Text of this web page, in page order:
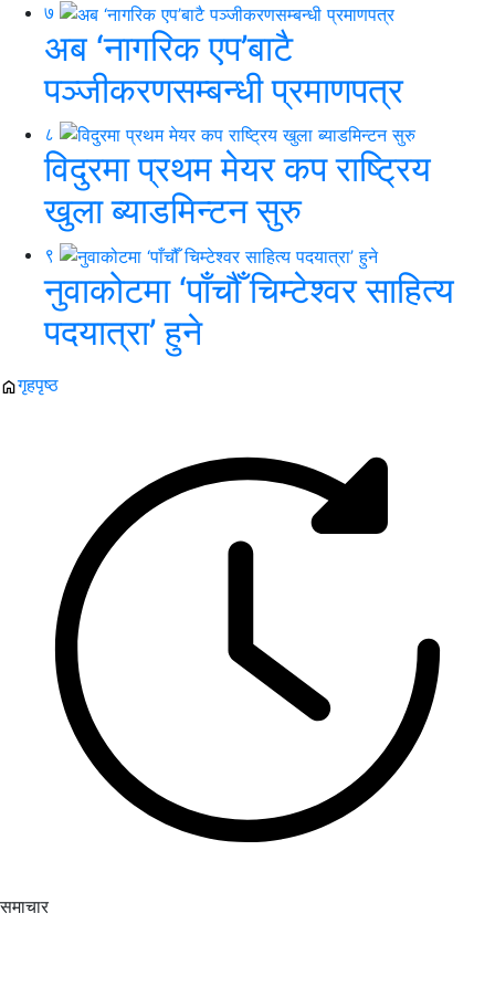
७
अब ‘नागरिक एप’बाटै
पञ्जीकरणसम्बन्धी प्रमाणपत्र
८
विदुरमा प्रथम मेयर कप राष्ट्रिय
खुला ब्याडमिन्टन सुरु
९
नुवाकोटमा ‘पाँचौँ चिम्टेश्वर साहित्य
पदयात्रा’ हुने
गृहपृष्ठ
समाचार